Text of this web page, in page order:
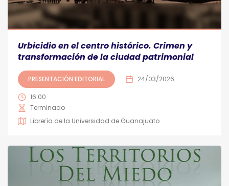
Urbicidio en el centro histórico. Crimen y
transformación de la ciudad patrimonial
PRESENTACIÓN EDITORIAL 24/03/2026
16:00
Terminado
Librería de la Universidad de Guanajuato